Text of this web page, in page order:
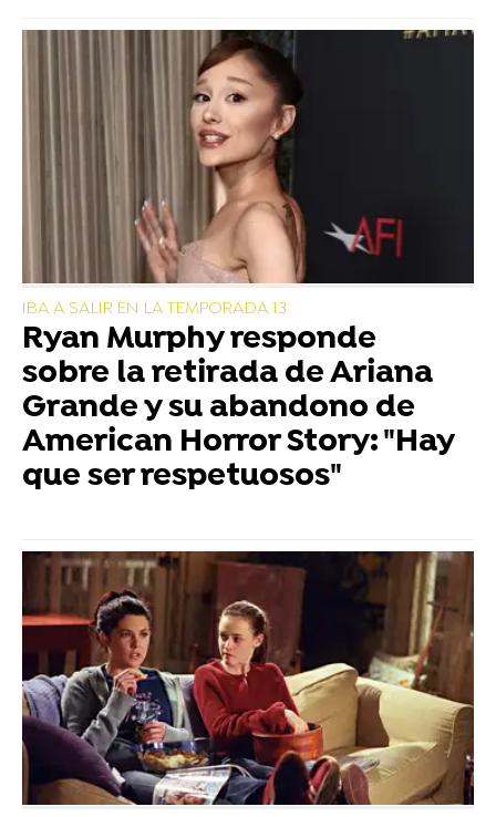
IBA A SALIR EN LA TEMPORADA 13
Ryan Murphy responde
sobre la retirada de Ariana
Grande y su abandono de
American Horror Story: "Hay
que ser respetuosos"